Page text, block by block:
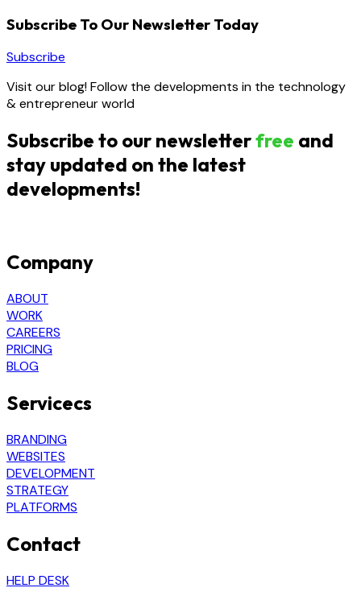
Subscribe To Our Newsletter Today
Subscribe
Visit our blog! Follow the developments in the technology
& entrepreneur world
Subscribe to our newsletterfree and
stay updated on the latest
developments!
Company
ABOUT
WORK
CAREERS
PRICING
BLOG
Servicecs
BRANDING
WEBSITES
DEVELOPMENT
STRATEGY
PLATFORMS
Contact
HELP DESK